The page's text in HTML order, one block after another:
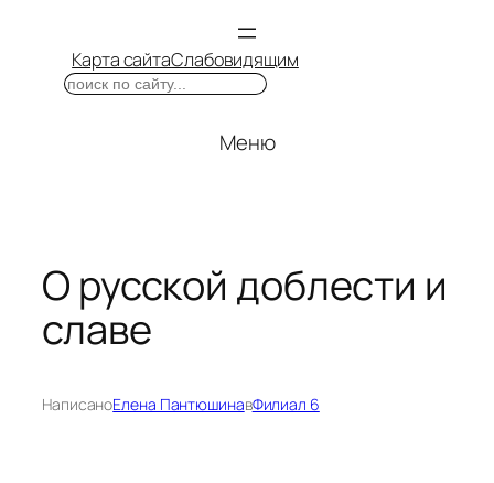
Карта сайтаСлабовидящим
Поиск
Меню
О русской доблести и
славе
НаписаноЕлена ПантюшинавФилиал 6